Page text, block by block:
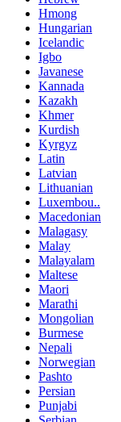
Hmong
Hungarian
Icelandic
Igbo
Javanese
Kannada
Kazakh
Khmer
Kurdish
Kyrgyz
Latin
Latvian
Lithuanian
Luxembou..
Macedonian
Malagasy
Malay
Malayalam
Maltese
Maori
Marathi
Mongolian
Burmese
Nepali
Norwegian
Pashto
Persian
Punjabi